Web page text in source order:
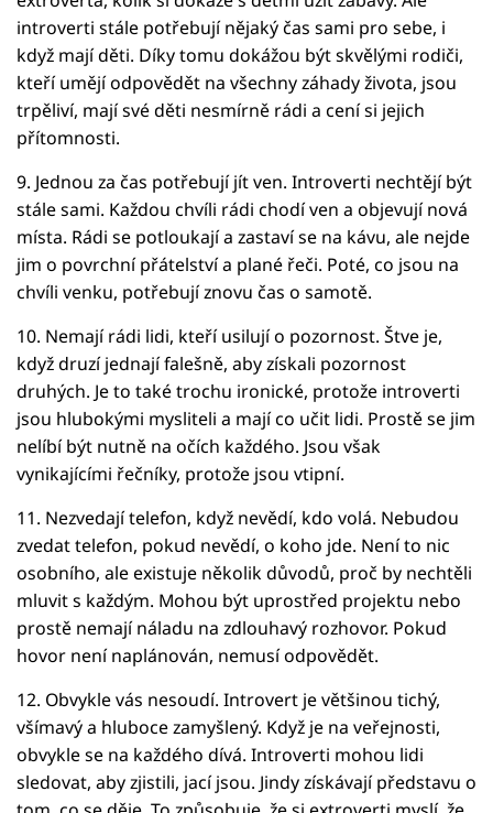
introverti stále potřebují nějaký čas sami pro sebe, i
když mají děti. Díky tomu dokážou být skvělými rodiči,
kteří umějí odpovědět na všechny záhady života, jsou
trpěliví, mají své děti nesmírně rádi a cení si jejich
přítomnosti.
9. Jednou za čas potřebují jít ven. Introverti nechtějí být
stále sami. Každou chvíli rádi chodí ven a objevují nová
místa. Rádi se potloukají a zastaví se na kávu, ale nejde
jim o povrchní přátelství a plané řeči. Poté, co jsou na
chvíli venku, potřebují znovu čas o samotě.
10. Nemají rádi lidi, kteří usilují o pozornost. Štve je,
když druzí jednají falešně, aby získali pozornost
druhých. Je to také trochu ironické, protože introverti
jsou hlubokými mysliteli a mají co učit lidi. Prostě se jim
nelíbí být nutně na očích každého. Jsou však
vynikajícími řečníky, protože jsou vtipní.
11. Nezvedají telefon, když nevědí, kdo volá. Nebudou
zvedat telefon, pokud nevědí, o koho jde. Není to nic
osobního, ale existuje několik důvodů, proč by nechtěli
mluvit s každým. Mohou být uprostřed projektu nebo
prostě nemají náladu na zdlouhavý rozhovor. Pokud
hovor není naplánován, nemusí odpovědět.
12. Obvykle vás nesoudí. Introvert je většinou tichý,
všímavý a hluboce zamyšlený. Když je na veřejnosti,
obvykle se na každého dívá. Introverti mohou lidi
sledovat, aby zjistili, jací jsou. Jindy získávají představu o